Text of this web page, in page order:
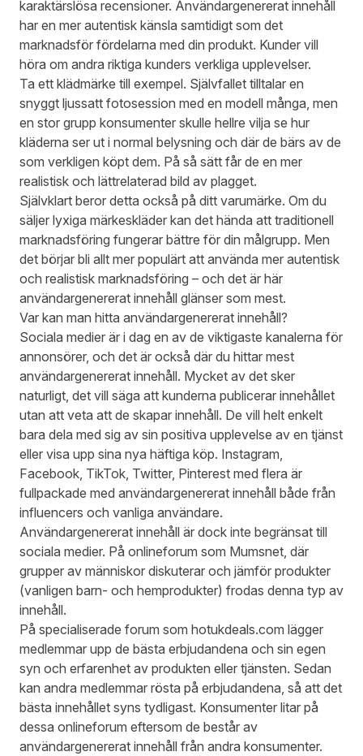
karaktärslösa recensioner. Användargenererat innehåll
har en mer autentisk känsla samtidigt som det
marknadsför fördelarna med din produkt. Kunder vill
höra om andra riktiga kunders verkliga upplevelser.
Ta ett klädmärke till exempel. Självfallet tilltalar en
snyggt ljussatt fotosession med en modell många, men
en stor grupp konsumenter skulle hellre vilja se hur
kläderna ser ut i normal belysning och där de bärs av de
som verkligen köpt dem. På så sätt får de en mer
realistisk och lättrelaterad bild av plagget.
Självklart beror detta också på ditt varumärke. Om du
säljer lyxiga märkeskläder kan det hända att traditionell
marknadsföring fungerar bättre för din målgrupp. Men
det börjar bli allt mer populärt att använda mer autentisk
och realistisk marknadsföring – och det är här
användargenererat innehåll glänser som mest.
Var kan man hitta användargenererat innehåll?
Sociala medier är i dag en av de viktigaste kanalerna för
annonsörer, och det är också där du hittar mest
användargenererat innehåll. Mycket av det sker
naturligt, det vill säga att kunderna publicerar innehållet
utan att veta att de skapar innehåll. De vill helt enkelt
bara dela med sig av sin positiva upplevelse av en tjänst
eller visa upp sina nya häftiga köp. Instagram,
Facebook, TikTok, Twitter, Pinterest med flera är
fullpackade med användargenererat innehåll både från
influencers och vanliga användare.
Användargenererat innehåll är dock inte begränsat till
sociala medier. På onlineforum som Mumsnet , där
grupper av människor diskuterar och jämför produkter
(vanligen barn- och hemprodukter) frodas denna typ av
innehåll.
På specialiserade forum som hotukdeals.com lägger
medlemmar upp de bästa erbjudandena och sin egen
syn och erfarenhet av produkten eller tjänsten. Sedan
kan andra medlemmar rösta på erbjudandena, så att det
bästa innehållet syns tydligast. Konsumenter litar på
dessa onlineforum eftersom de består av
användargenererat innehåll från andra konsumenter.